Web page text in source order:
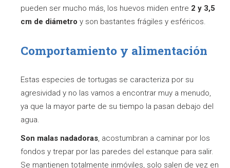
pueden ser mucho más, los huevos miden entre 2 y 3,5
cm de diámetro y son bastantes frágiles y esféricos.
Comportamiento y alimentación
Estas especies de tortugas se caracteriza por su
agresividad y no las vamos a encontrar muy a menudo,
ya que la mayor parte de su tiempo la pasan debajo del
agua.
Son malas nadadoras, acostumbran a caminar por los
fondos y trepar por las paredes del estanque para salir.
Se mantienen totalmente inmóviles, solo salen de vez en